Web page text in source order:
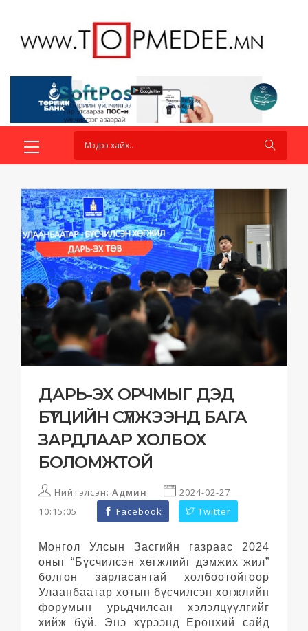
ДАРЬ-ЭХ ОРЧМЫГ ДЭД
БҮТЦИЙН СҮЛЖЭЭНД БАГА
ЗАРДЛААР ХОЛБОХ
БОЛОМЖТОЙ
Нийтэлсэн: Админ
2024-02-27
10:15:05
Facebook Twitter
Монгол Улсын Засгийн газраас 2024
оныг “Бүсчилсэн хөгжлийг дэмжих жил”
болгон зарласантай холбоотойгоор
Улаанбаатар хотын бүсчилсэн хөгжлийн
форумын урьдчилсан хэлэлцүүлгийг
хийж буй. Энэ хүрээнд Ерөнхий сайд